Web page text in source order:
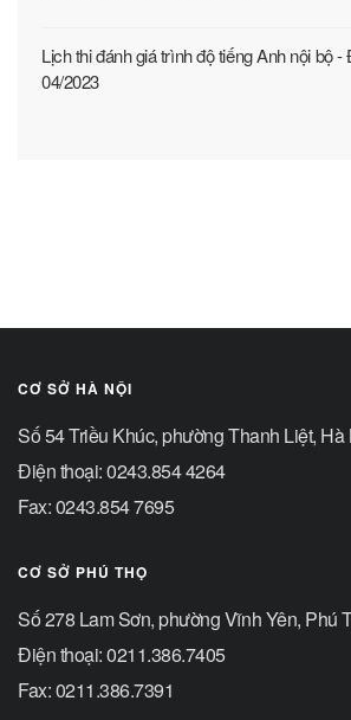
Lịch thi đánh giá trình độ tiếng Anh nội bộ
04/2023
CƠ SỞ HÀ NỘI
Số 54 Triều Khúc, phường Thanh Liệt, Hà
Điện thoại: 0243.854 4264
Fax: 0243.854 7695
CƠ SỞ PHÚ THỌ
Số 278 Lam Sơn, phường Vĩnh Yên, Phú
Điện thoại: 0211.386.7405
Fax: 0211.386.7391